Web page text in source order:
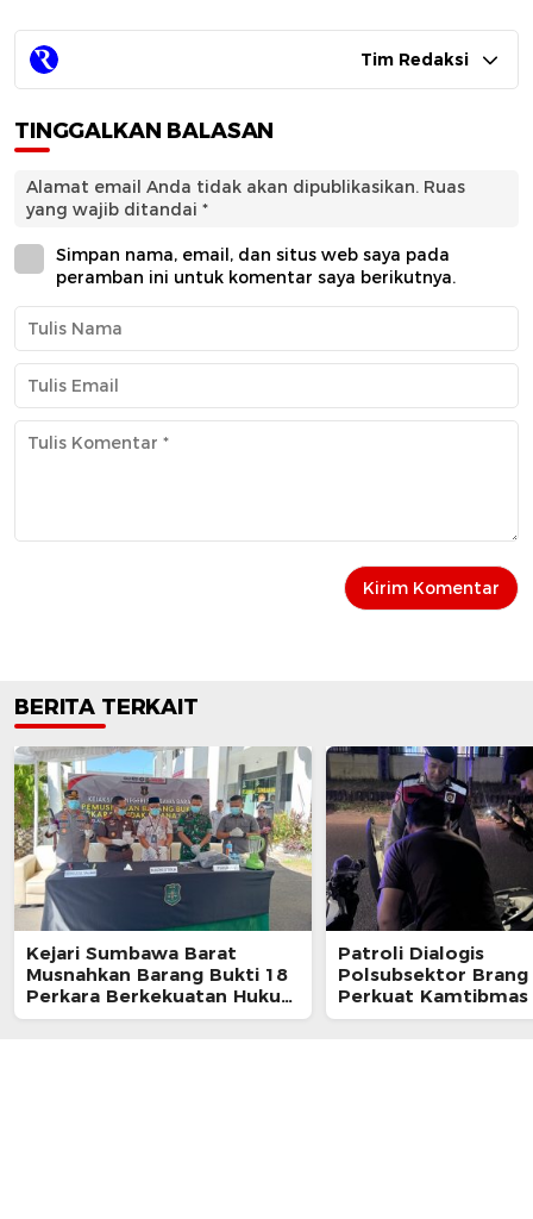
Tim Redaksi
TINGGALKAN BALASAN
Alamat email Anda tidak akan dipublikasikan. Ruas
yang wajib ditandai *
Simpan nama, email, dan situs web saya pada
peramban ini untuk komentar saya berikutnya.
BERITA TERKAIT
Kejari Sumbawa Barat
Musnahkan Barang Bukti 18
Perkara Berkekuatan Hukum
Tetap
Patroli Dialogis
Polsubsektor Brang
Perkuat Kamtibmas
Edukasi Masyarakat